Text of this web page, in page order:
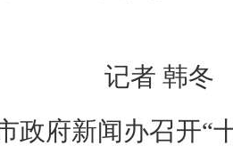
记者 韩冬
政府新闻办召开“